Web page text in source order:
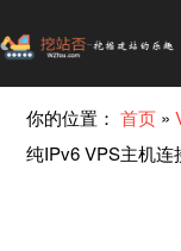
你的位置：首页 »
纯IPv6 VPS主机连